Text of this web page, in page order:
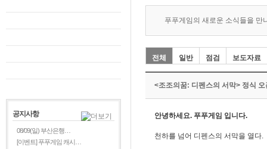
공지사항
08/09(일) 부산은행…
[이벤트] 푸푸게임 캐시…
푸푸게임의 새로운 소식들을 만
전체 일반 점검 보도자료
<조조의꿈: 디펜스의 서막> 정식 오
안녕하세요. 푸푸게임 입니다.
천하를 넘어 디펜스의 서막을 열다.